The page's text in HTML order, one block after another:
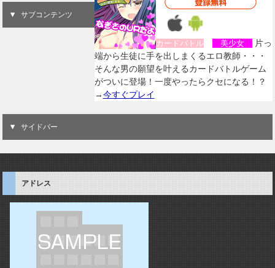
カードバトル 美少女
片っ
端から生徒に手を出しまくるエロ教師・・・
そんな男の願望を叶えるカードバトルゲーム
がついに登場！一度やったらクセになる！？
→今すぐプレイ
サブコンテンツ
サイドバー
アドレス